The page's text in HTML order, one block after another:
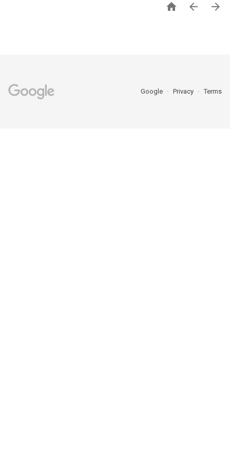
  
Google Privacy Terms